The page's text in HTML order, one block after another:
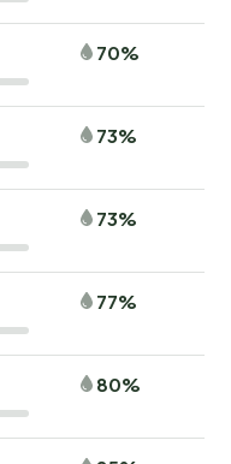
70%
73%
73%
77%
80%